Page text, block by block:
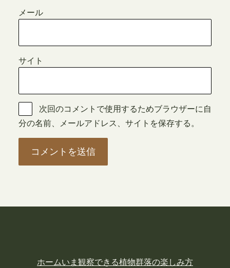
メール
サイト
次回のコメントで使用するためブラウザーに自
分の名前、メールアドレス、サイトを保存する。
ホームいま観察できる植物群落の楽しみ方